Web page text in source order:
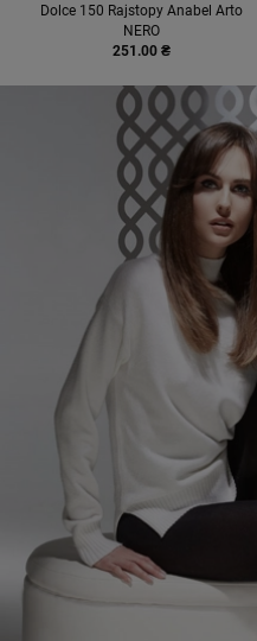
Dolce 150 Rajstopy Anabel Arto
NERO
251.00 ₴